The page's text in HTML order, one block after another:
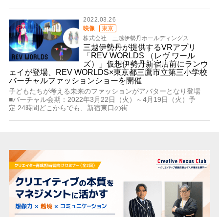
2022.03.26
映像
東京
株式会社 三越伊勢丹ホールディングス
三越伊勢丹が提供するVRアプリ
「REV WORLDS （レヴ ワール
ズ）」仮想伊勢丹新宿店前にランウ
ェイが登場、REV WORLDS×東京都三鷹市立第三小学校
バーチャルファッションショーを開催
子どもたちが考える未来のファッションがアバターとなり登場
■バーチャル会期：2022年3月22日（火）～4月19日（火）予
定 24時間どこからでも、新宿東口の街